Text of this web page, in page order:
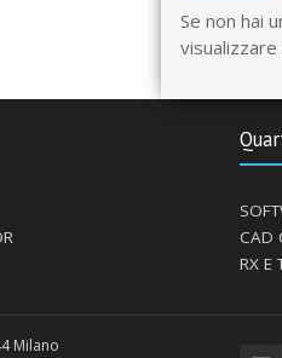
Se non hai
CAD
RX E
Milano